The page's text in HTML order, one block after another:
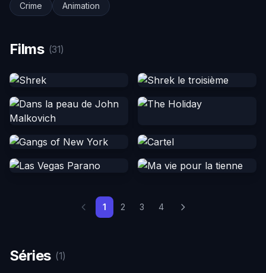
Crime
Animation
Films (31)
1 2 3 4
Séries (1)